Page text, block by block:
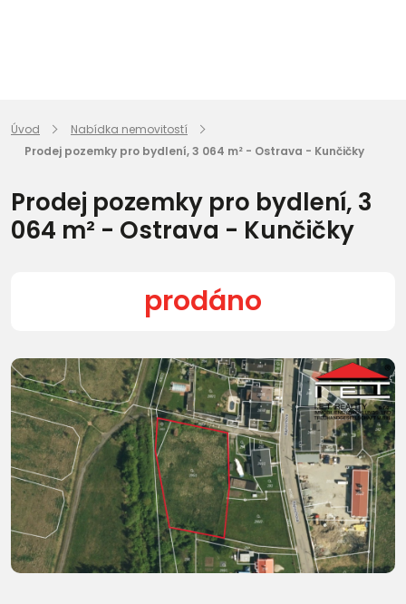
Úvod
Nabídka nemovitostí
Prodej pozemky pro bydlení, 3 064 m² - Ostrava - Kunčičky
Prodej pozemky pro bydlení, 3
064 m² - Ostrava - Kunčičky
prodáno
Další fotografie (10)